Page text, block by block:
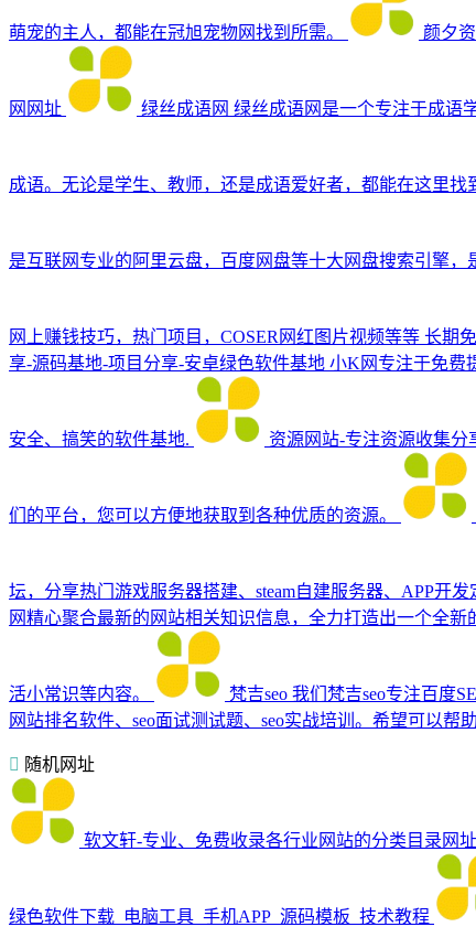
萌宠的主人，都能在冠旭宠物网找到所需。 颜夕
网网址 绿丝成语网 绿丝成语网是一个专注于成语
成语。无论是学生、教师，还是成语爱好者，都能在这里
是互联网专业的阿里云盘，百度网盘等十大网盘搜索引擎，
网上赚钱技巧，热门项目，COSER网红图片视频等等 长期
享-源码基地-项目分享-安卓绿色软件基地 小K网专注于免费
安全、搞笑的软件基地. 资源网站-专注资源收集分
们的平台，您可以方便地获取到各种优质的资源。
坛，分享热门游戏服务器搭建、steam自建服务器、APP开
网精心聚合最新的网站相关知识信息，全力打造出一个全
活小常识等内容。 梵吉seo 我们梵吉seo专注百度
网站排名软件、seo面试测试题、seo实战培训。希望可以帮
随机网址
软文轩-专业、免费收录各行业网站的分类目录网
绿色软件下载_电脑工具_手机APP_源码模板_技术教程